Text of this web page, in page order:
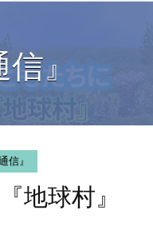
』
信』
地球村』